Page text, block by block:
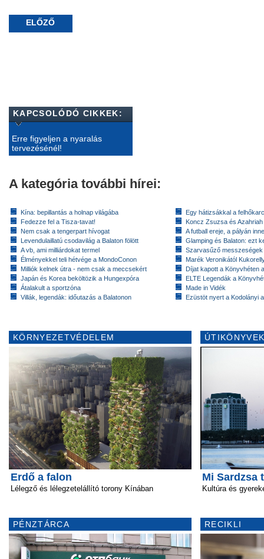
ELŐZŐ
KAPCSOLÓDÓ CIKKEK:
Erre figyeljen a nyaralás
tervezésénél!
A kategória további hírei:
Kína: bepillantás a holnap világába
Fedezze fel a Tisza-tavat!
Nem csak a tengerpart hívogat
Levendulaillatú csodavilág a Balaton fölött
A vb, ami milliárdokat termel
Élményekkel teli hétvége a MondoConon
Milliók kelnek útra - nem csak a meccsekért
Japán és Korea beköltözik a Hungexpóra
Átalakult a sportzóna
Villák, legendák: időutazás a Balatonon
Egy hátizsákkal a
Koncz Zsuzsa és
A futball ereje, a pályán
Glamping és Balaton: ezt
Szarvasűző messzeségek
Marék Veronikától
Díjat kapott a Könyvhéten
ELTE Legendák a
Made in Vidék
Ezüstöt nyert a Kodolányi
KÖRNYEZETVÉDELEM
Erdő a falon
Lélegző és lélegzetelállító torony Kínában
PÉNZTÁRCA
Mi Sardzsa
Kultúra és
RECIKLI